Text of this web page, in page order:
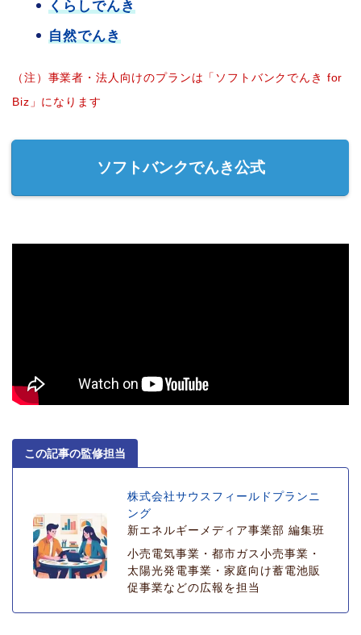
くらしでんき
自然でんき
（注）事業者・法人向けのプランは「ソフトバンクでんき for
Biz」になります
ソフトバンクでんき公式
この記事の監修担当
株式会社サウスフィールドプランニ
ング
新エネルギーメディア事業部 編集班
小売電気事業・都市ガス小売事業・
太陽光発電事業・家庭向け蓄電池販
促事業などの広報を担当